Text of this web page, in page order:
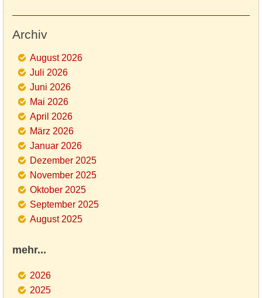
Archiv
August 2026
Juli 2026
Juni 2026
Mai 2026
April 2026
März 2026
Januar 2026
Dezember 2025
November 2025
Oktober 2025
September 2025
August 2025
mehr...
2026
2025